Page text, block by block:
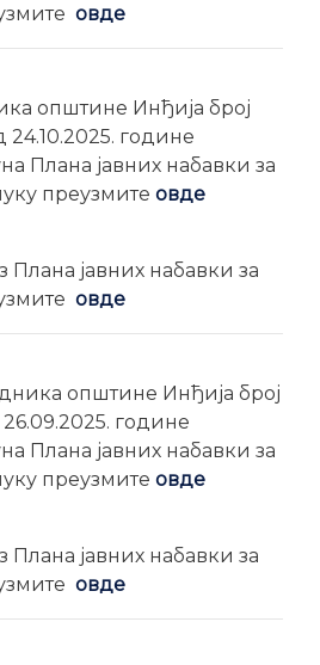
овде
општине Инђија број
године
Плана јавних набавки за
преузмите овде
Плана јавних набавки за
овде
општине Инђија број
године
Плана јавних набавки за
преузмите овде
Плана јавних набавки за
овде